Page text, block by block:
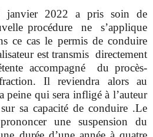
2022 a pris soin de
procédure ne s’applique
ce cas le permis de conduire
est transmis directement
accompagné du procès-
Il reviendra alors au
peine qui sera infligé à l’auteur
sa capacité de conduire .Le
une suspension du